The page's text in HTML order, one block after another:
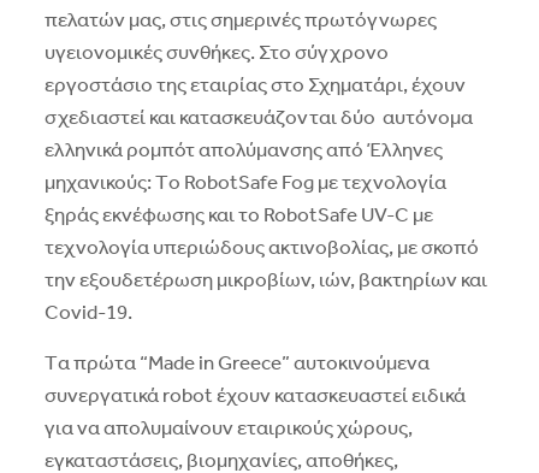
πελατών μας, στις σημερινές πρωτόγνωρες
υγειονομικές συνθήκες. Στο σύγχρονο
εργοστάσιο της εταιρίας στο Σχηματάρι, έχουν
σχεδιαστεί και κατασκευάζονται δύο αυτόνομα
ελληνικά ρομπότ απολύμανσης από Έλληνες
μηχανικούς: Tο RobotSafe Fog με τεχνολογία
ξηράς εκνέφωσης και το RobotSafe UV-C με
τεχνολογία υπεριώδους ακτινοβολίας, με σκοπό
την εξουδετέρωση μικροβίων, ιών, βακτηρίων και
Covid-19.
Tα πρώτα “Made in Greece” αυτοκινούμενα
συνεργατικά robot έχουν κατασκευαστεί ειδικά
για να απολυμαίνουν εταιρικούς χώρους,
εγκαταστάσεις, βιομηχανίες, αποθήκες,